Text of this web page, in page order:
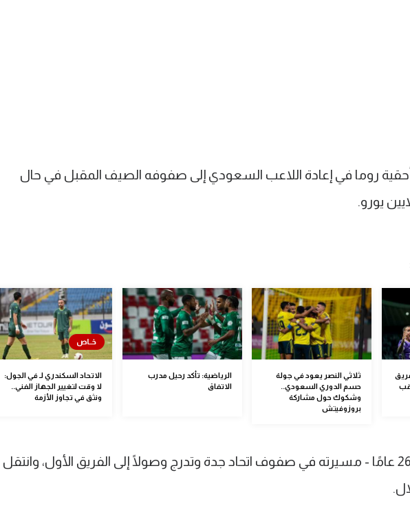
أحقية روما في إعادة اللاعب السعودي إلى صفوفه الصيف المقبل في حال
ثلاثي النصر يعود في جولة
حسم الدوري السعودي..
وشكوك حول مشاركة
بروزوفيتش
الرياضية: تأكد رحيل مدرب
الاتفاق
الاتحاد السكندري لـ في الجول:
لا وقت لتغيير الجهاز الفني..
ونثق في تجاوز الأزمة
وبدأ عبد الحميد - 26 عامًا - مسيرته في صفوف اتحاد جدة وتدرج وصولًا إلى الفريق الأول، وانتقل